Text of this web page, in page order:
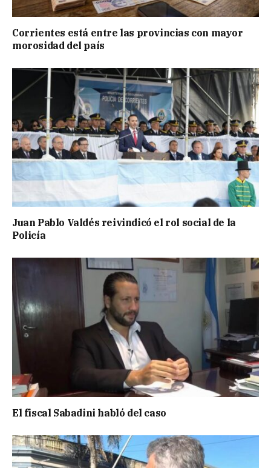
Corrientes está entre las provincias con mayor
morosidad del país
Juan Pablo Valdés reivindicó el rol social de la
Policía
El fiscal Sabadini habló del caso